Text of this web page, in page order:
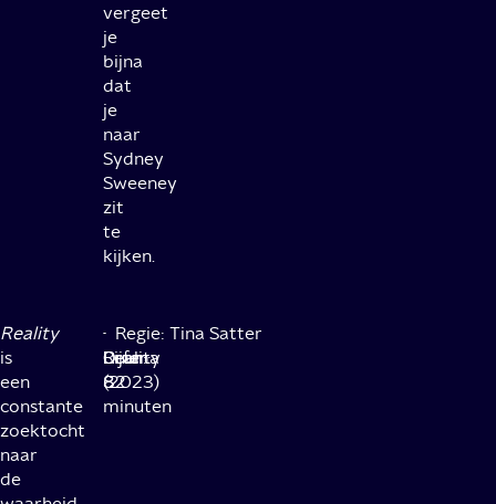
vergeet
je
bijna
dat
je
naar
Sydney
Sweeney
zit
te
kijken.
Reality
is
een
constante
zoektocht
naar
de
·
Reality
(2023)
·
Cijfer:
8
·
Drama
·
Duur:
82
minuten
· Regie: Tina Satter